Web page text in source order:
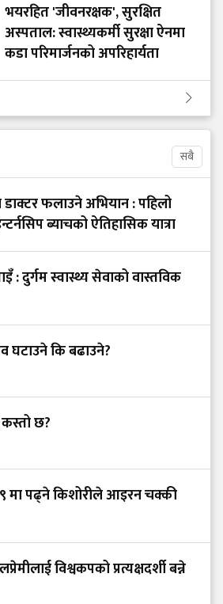
भयरहित 'जीवनरक्षक', सुरक्षित
अस्पताल: स्वास्थ्यकर्मी सुरक्षा ऐनमा
कडा परिमार्जनको अपरिहार्यता
सबै
डाक्टर फलाउने अभियान : पहिलो
ब्याचको ऐतिहासिक यात्रा
: दुर्गम स्वास्थ्य सेवाको वास्तविक
घटाउने कि बढाउने?
छ?
मा पढ्ने किशोरीले आइरन चक्की
विश्वकपको प्रत्यक्षदर्शी बन्ने